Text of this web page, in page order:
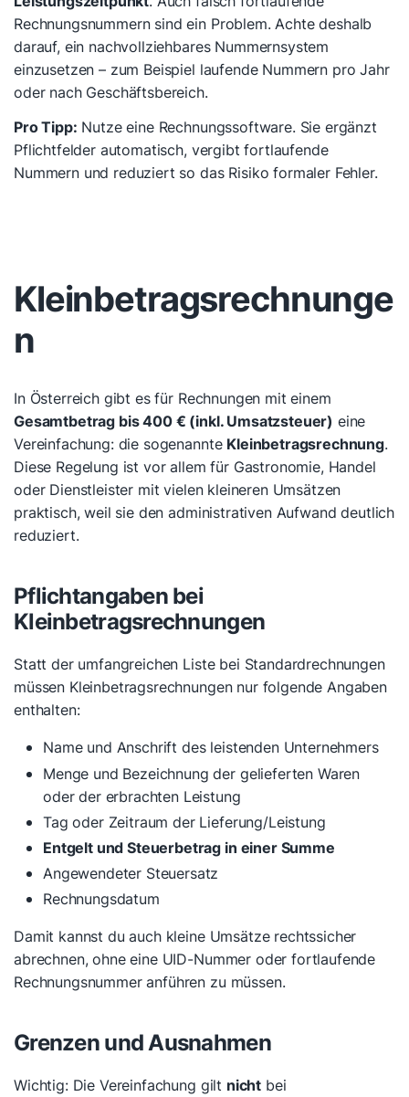
Rechnungsnummern sind ein Problem. Achte deshalb
darauf, ein nachvollziehbares Nummernsystem
einzusetzen – zum Beispiel laufende Nummern pro Jahr
oder nach Geschäftsbereich.
Pro Tipp: Nutze eine Rechnungssoftware. Sie ergänzt
Pflichtfelder automatisch, vergibt fortlaufende
Nummern und reduziert so das Risiko formaler Fehler.
Kleinbetragsrechnunge
n
In Österreich gibt es für Rechnungen mit einem
Gesamtbetrag bis 400 € (inkl. Umsatzsteuer) eine
Vereinfachung: die sogenannte Kleinbetragsrechnung.
Diese Regelung ist vor allem für Gastronomie, Handel
oder Dienstleister mit vielen kleineren Umsätzen
praktisch, weil sie den administrativen Aufwand deutlich
reduziert.
Pflichtangaben bei
Kleinbetragsrechnungen
Statt der umfangreichen Liste bei Standardrechnungen
müssen Kleinbetragsrechnungen nur folgende Angaben
enthalten:
Name und Anschrift des leistenden Unternehmers
Menge und Bezeichnung der gelieferten Waren
oder der erbrachten Leistung
Tag oder Zeitraum der Lieferung/Leistung
Entgelt und Steuerbetrag in einer Summe
Angewendeter Steuersatz
Rechnungsdatum
Damit kannst du auch kleine Umsätze rechtssicher
abrechnen, ohne eine UID-Nummer oder fortlaufende
Rechnungsnummer anführen zu müssen.
Grenzen und Ausnahmen
Wichtig: Die Vereinfachung gilt nicht bei